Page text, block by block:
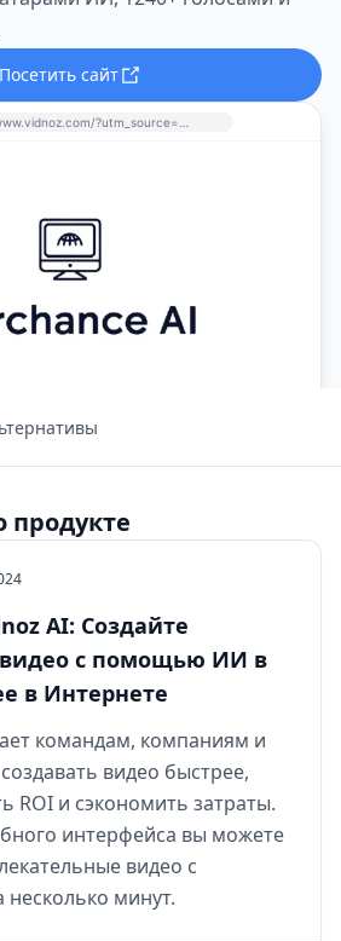
Посетить сайт
AI: Создайте
с помощью ИИ в
в Интернете
командам, компаниям и
видео быстрее,
ROI и сэкономить затраты.
интерфейса вы можете
видео с
минут.